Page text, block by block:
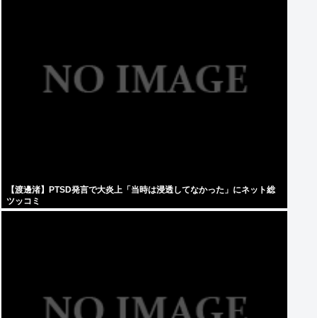
【渡邊渚】PTSD発言で大炎上「当時は浸透してなかった」にネット総
ツッコミ